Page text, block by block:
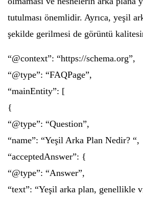
tutulması önemlidir. Ayrıca, yeşil
şekilde gerilmesi de görüntü
“@context”: “https://schema.org”,
“@type”: “FAQPage”,
“mainEntity”: [
{
“@type”: “Question”,
“name”: “Yeşil Arka Plan Nedir? “,
“acceptedAnswer”: {
“@type”: “Answer”,
“text”: “Yeşil arka plan, genellikle